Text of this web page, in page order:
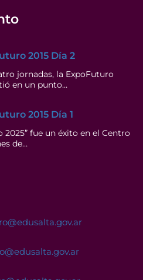
2015 Día 2
jornadas, la ExpoFuturo
en un punto…
2015 Día 1
2025” fue un éxito en el Centro
de…